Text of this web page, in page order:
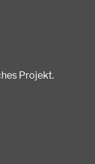
Projekt.